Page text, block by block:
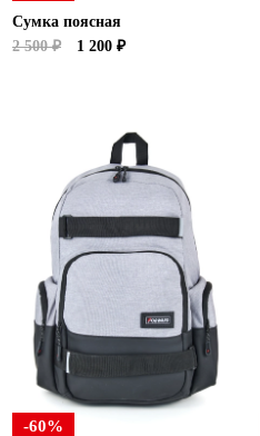
Сумка поясная
2 500 ₽
1 200 ₽
-60%